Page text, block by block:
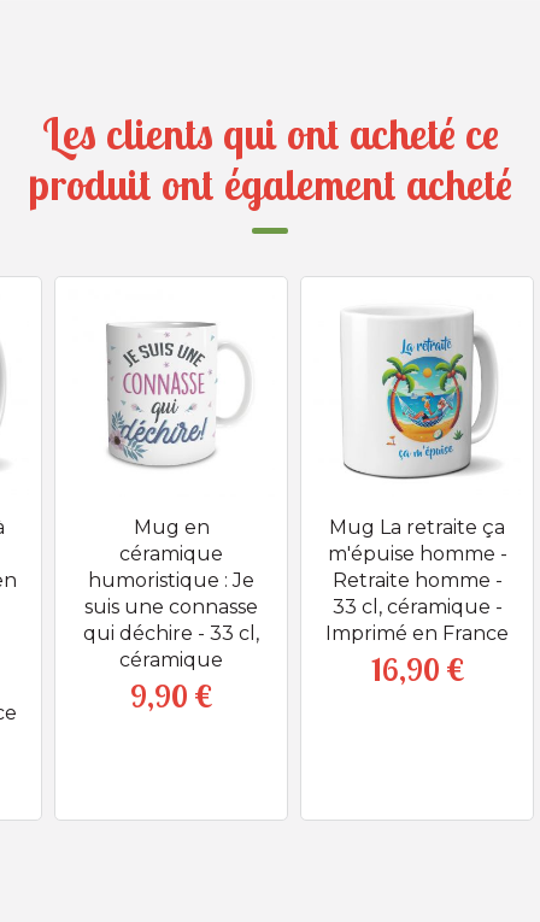
Les clients qui ont acheté ce
produit ont également acheté
Mug en
céramique
humoristique : Je
suis une connasse
qui déchire - 33 cl,
céramique
Prix
9,90 €
Mug La retraite ça
m'épuise homme -
Retraite homme -
33 cl, céramique -
Imprimé en France
Prix
16,90 €